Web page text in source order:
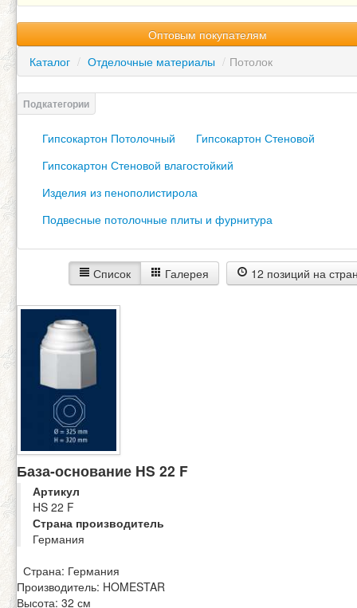
Оптовым покупателям
Каталог / Отделочные материалы / Потолок
Гипсокартон Потолочный
Гипсокартон Стеновой
Гипсокартон Стеновой влагостойкий
Изделия из пенополистирола
Подвесные потолочные плиты и фурнитура
Список Галерея 12 позиций на
База-основание HS 22 F
Артикул
HS 22 F
Страна производитель
Германия
Страна: Германия
Производитель: HOMESTAR
Высота: 32 см